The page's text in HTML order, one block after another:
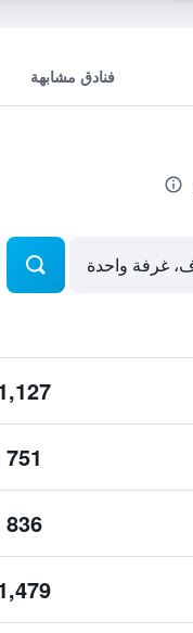
فنادق مشابهة
1,127
751 ﷼
836 ﷼
1,479